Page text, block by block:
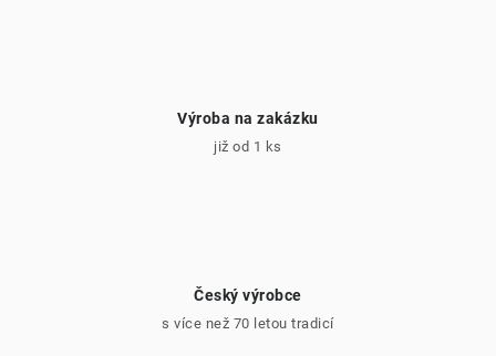
Výroba na zakázku
již od 1 ks
Český výrobce
s více než 70 letou tradicí